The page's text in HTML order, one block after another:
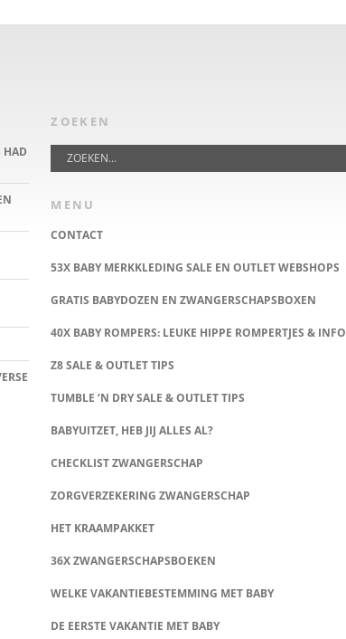
HAD
ZOEKEN
MENU
CONTACT
53X BABY MERKKLEDING SALE EN OUTLET WEBSHOPS
GRATIS BABYDOZEN EN ZWANGERSCHAPSBOXEN
40X BABY ROMPERS: LEUKE HIPPE ROMPERTJES & INFO
Z8 SALE & OUTLET TIPS
TUMBLE ‘N DRY SALE & OUTLET TIPS
BABYUITZET, HEB JIJ ALLES AL?
CHECKLIST ZWANGERSCHAP
ZORGVERZEKERING ZWANGERSCHAP
HET KRAAMPAKKET
36X ZWANGERSCHAPSBOEKEN
WELKE VAKANTIEBESTEMMING MET BABY
DE EERSTE VAKANTIE MET BABY